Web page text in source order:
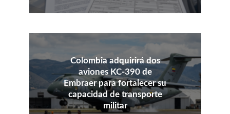
Colombia adquirirá dos
aviones KC-390 de
Embraer para fortalecer su
capacidad de transporte
militar